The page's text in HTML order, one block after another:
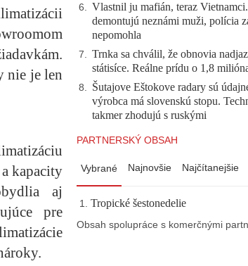
nie je len
kapacity
aj
pre
6. Vlastnil ju mafián, teraz
demontujú neznámi muži, polícia
nepomohla
7. Trnka sa chválil, že obnovia
státisíce. Reálne prídu o 1,8
8. Šutajove Eštokove radary sú
výrobca má slovenskú stopu.
takmer zhodujú s ruskými
PARTNERSKÝ OBSAH
Vybrané Najnovšie Najčítanejšie
Tropické šestonedelie
Obsah spolupráce s komerčnými